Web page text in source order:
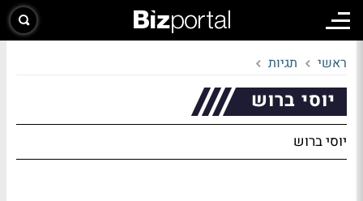
ראשי תגיות
יוסי ברוש
יוסי ברוש